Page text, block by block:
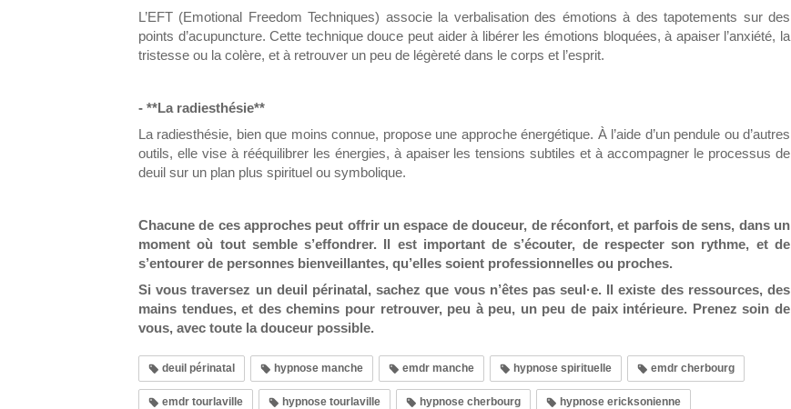
L’EFT (Emotional Freedom Techniques) associe la verbalisation des émotions à des tapotements sur des
points d’acupuncture. Cette technique douce peut aider à libérer les émotions bloquées, à apaiser l’anxiété, la
tristesse ou la colère, et à retrouver un peu de légèreté dans le corps et l’esprit.
- **La radiesthésie**
La radiesthésie, bien que moins connue, propose une approche énergétique. À l’aide d’un pendule ou d’autres
outils, elle vise à rééquilibrer les énergies, à apaiser les tensions subtiles et à accompagner le processus de
deuil sur un plan plus spirituel ou symbolique.
Chacune de ces approches peut offrir un espace de douceur, de réconfort, et parfois de sens, dans un
moment où tout semble s’effondrer. Il est important de s’écouter, de respecter son rythme, et de
s’entourer de personnes bienveillantes, qu’elles soient professionnelles ou proches.
Si vous traversez un deuil périnatal, sachez que vous n’êtes pas seul·e. Il existe des ressources, des
mains tendues, et des chemins pour retrouver, peu à peu, un peu de paix intérieure. Prenez soin de
vous, avec toute la douceur possible.
deuil périnatal hypnose manche emdr manche hypnose spirituelle emdr cherbourg
emdr tourlaville hypnose tourlaville hypnose cherbourg hypnose ericksonienne